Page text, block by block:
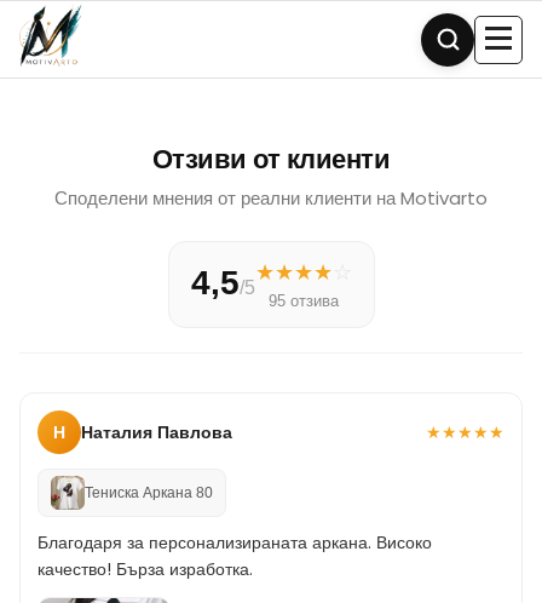
Skip
content
Отзиви от клиенти
Споделени мнения от реални клиенти на Motivarto
4,5/5
★★★★☆
95 отзива
Н Наталия Павлова ★★★★★
Тениска Аркана 80
Благодаря за персонализираната аркана. Високо
качество! Бърза изработка.